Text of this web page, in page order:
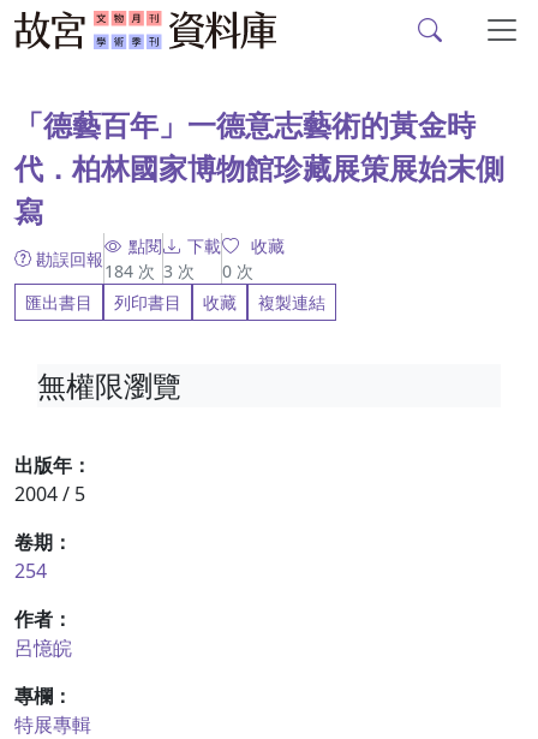
「德藝百年」一德意志藝術的黃金時
代．柏林國家博物館珍藏展策展始末側
寫
勘誤回報
點閱
184 次
下載
3 次
收藏
0 次
匯出書目
列印書目 收藏 複製連結
出版年：
2004 / 5
卷期：
254
作者：
呂憶皖
專欄：
特展專輯
無權限瀏覽